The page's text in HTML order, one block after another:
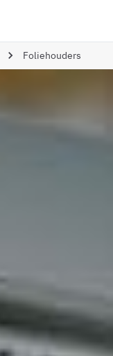
Foliehouders